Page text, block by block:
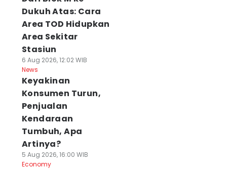
Dukuh Atas: Cara
Area TOD Hidupkan
Area Sekitar
Stasiun
6 Aug 2026, 12:02 WIB
News
Keyakinan
Konsumen Turun,
Penjualan
Kendaraan
Tumbuh, Apa
Artinya?
5 Aug 2026, 16:00 WIB
Economy